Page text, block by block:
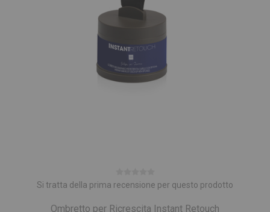
Si tratta della prima recensione per questo prodotto
Ombretto per Ricrescita Instant Retouch